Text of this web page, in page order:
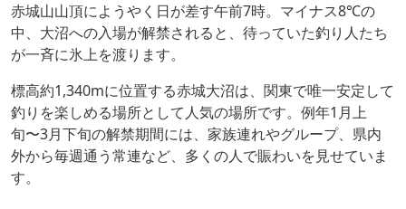
赤城山山頂にようやく日が差す午前7時。マイナス8℃の
中、大沼への入場が解禁されると、待っていた釣り人たち
が一斉に氷上を渡ります。
標高約1,340mに位置する赤城大沼は、関東で唯一安定して
釣りを楽しめる場所として人気の場所です。例年1月上
旬〜3月下旬の解禁期間には、家族連れやグループ、県内
外から毎週通う常連など、多くの人で賑わいを見せていま
す。